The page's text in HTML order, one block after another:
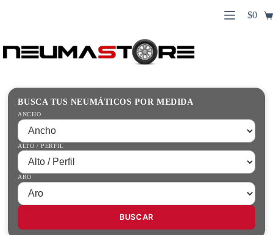
productosInicio
Guías Prácticas
Tienda
Carro
$0
BUSCA TUS NEUMÁTICOS POR MEDIDA
ANCHO
ALTO / PERFIL
ARO
BUSCAR